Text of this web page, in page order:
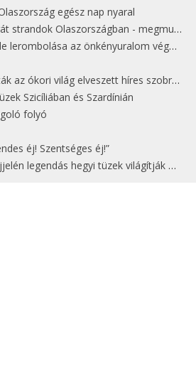
egész nap nyaral
Olaszországban - megmutatjuk a 15 legjobbat
az önkényuralom végét jelentette
világ elveszett híres szobrának másolatát
Szicíliában és Szardínián
folyó
éj! Szentséges éj!”
hegyi tüzek világítják meg Zugspitzét